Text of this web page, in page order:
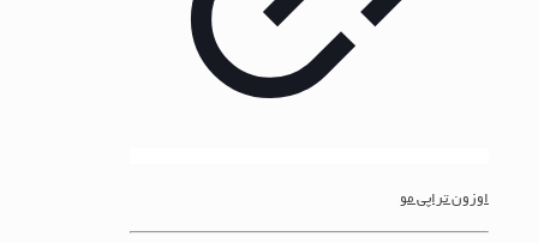
اوزون تراپی مو